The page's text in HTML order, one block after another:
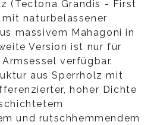
(Tectona Grandis - First
naturbelassener
massivem Mahagoni in
Version ist nur für
verfügbar.
aus Sperrholz mit
hoher Dichte
und rutschhemmendem